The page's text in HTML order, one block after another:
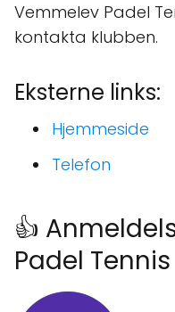
Vemmelev Padel
kontakta klubben.
Eksterne links:
Hjemmeside
Telefon
👍
Padel Tennis